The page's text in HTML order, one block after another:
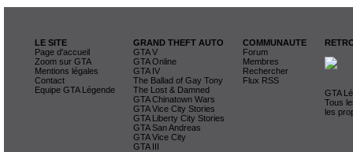
LE SITE
Page d'accueil
Zoom sur GTA
Mentions légales
Contact
Equipe GTA Légende
GRAND THEFT AUTO
GTA V
GTA Online
GTA IV
The Ballad of Gay Tony
The Lost & Damned
GTA Chinatown Wars
GTA Vice City Stories
GTA Liberty City Stories
GTA San Andreas
GTA Vice City
GTA III
COMMUNAUTE
Forum
Membres
Rechercher
Flux RSS
GTA
Tous
les